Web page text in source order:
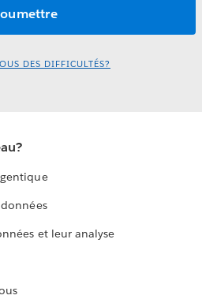
DES DIFFICULTÉS?
et leur analyse